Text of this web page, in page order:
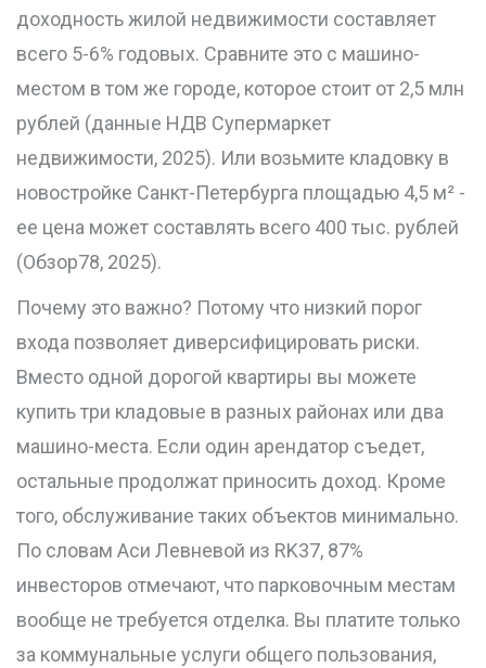
доходность жилой недвижимости составляет
всего 5-6% годовых. Сравните это с машино-
местом в том же городе, которое стоит от 2,5 млн
рублей (данные НДВ Супермаркет
недвижимости, 2025). Или возьмите кладовку в
новостройке Санкт-Петербурга площадью 4,5 м² -
ее цена может составлять всего 400 тыс. рублей
(Обзор78, 2025).
Почему это важно? Потому что низкий порог
входа позволяет диверсифицировать риски.
Вместо одной дорогой квартиры вы можете
купить три кладовые в разных районах или два
машино-места. Если один арендатор съедет,
остальные продолжат приносить доход. Кроме
того, обслуживание таких объектов минимально.
По словам Аси Левневой из RK37, 87%
инвесторов отмечают, что парковочным местам
вообще не требуется отделка. Вы платите только
за коммунальные услуги общего пользования,